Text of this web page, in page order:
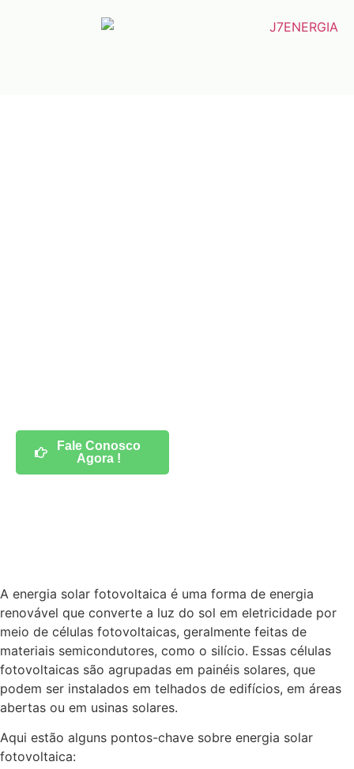
Fale Conosco
Agora !
A energia solar fotovoltaica é uma forma de energia
renovável que converte a luz do sol em eletricidade por
meio de células fotovoltaicas, geralmente feitas de
materiais semicondutores, como o silício. Essas células
fotovoltaicas são agrupadas em painéis solares, que
podem ser instalados em telhados de edifícios, em áreas
abertas ou em usinas solares.
Aqui estão alguns pontos-chave sobre energia solar
fotovoltaica: